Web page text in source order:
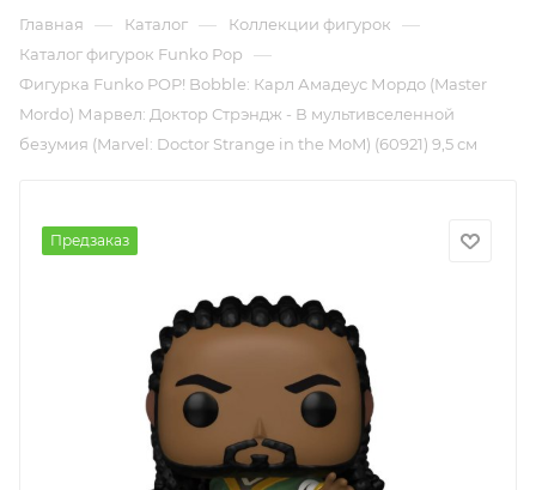
Главная — Каталог — Коллекции фигурок —
Каталог фигурок Funko Pop —
Фигурка Funko POP! Bobble: Карл Амадеус Мордо (Master
Mordo) Марвел: Доктор Стрэндж - В мультивселенной
безумия (Marvel: Doctor Strange in the MoM) (60921) 9,5 см
Предзаказ